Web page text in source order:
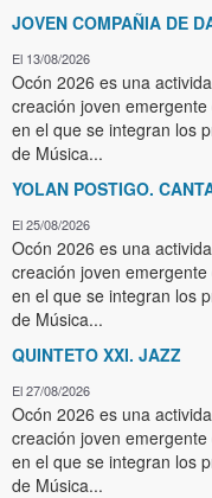
JOVEN COMPAÑIA DE
El 13/08/2026
Ocón 2026 es una
creación joven
en el que se integran los
de Música...
YOLAN POSTIGO.
El 25/08/2026
Ocón 2026 es una
creación joven
en el que se integran los
de Música...
QUINTETO XXI. JAZZ
El 27/08/2026
Ocón 2026 es una
creación joven
en el que se integran los
de Música...